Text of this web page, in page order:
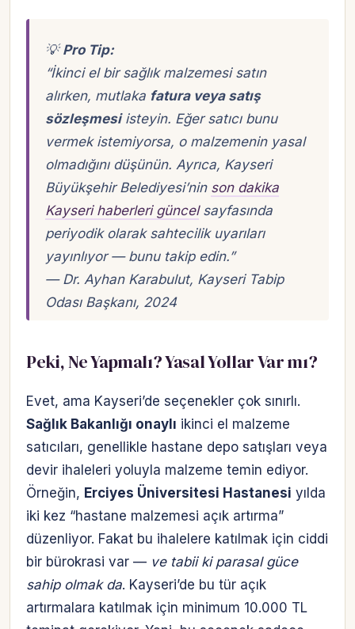
💡Pro Tip:
“İkinci el bir sağlık malzemesi satın
alırken, mutlaka fatura veya satış
sözleşmesiisteyin. Eğer satıcı bunu
vermek istemiyorsa, o malzemenin yasal
olmadığını düşünün. Ayrıca, Kayseri
Büyükşehir Belediyesi’nin son dakika
Kayseri haberleri güncelsayfasında
periyodik olarak sahtecilik uyarıları
yayınlıyor — bunu takip edin.”
— Dr. Ayhan Karabulut, Kayseri Tabip
Odası Başkanı, 2024
Peki, Ne Yapmalı? Yasal Yollar Var mı?
Evet, ama Kayseri’de seçenekler çok sınırlı.
Sağlık Bakanlığı onaylı ikinci el malzeme
satıcıları, genellikle hastane depo satışları veya
devir ihaleleri yoluyla malzeme temin ediyor.
Örneğin, Erciyes Üniversitesi Hastanesi yılda
iki kez “hastane malzemesi açık artırma”
düzenliyor. Fakat bu ihalelere katılmak için ciddi
bir bürokrasi var — ve tabii ki parasal güce
sahip olmak da. Kayseri’de bu tür açık
artırmalara katılmak için minimum 10.000 TL